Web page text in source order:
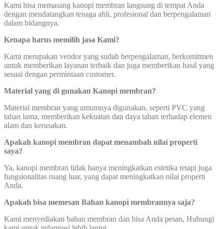
Kami bisa memasang kanopi membran langsung di tempat Anda
dengan mendatangkan tenaga ahli, profesional dan berpengalaman
dalam bidangnya.
Kenapa harus memilih jasa Kami?
Kami merupakan vendor yang sudah berpengalaman, berkomitmen
untuk memberikan layanan terbaik dan juga memberikan hasil yang
sesuai dengan permintaan customer.
Material yang di gunakan Kanopi membran?
Material membran yang umumnya digunakan, seperti PVC yang
tahan lama, memberikan kekuatan dan daya tahan terhadap elemen
alam dan kerusakan.
Apakah kanopi membran dapat menambah nilai properti
saya?
Ya, kanopi membran tidak hanya meningkatkan estetika tetapi juga
fungsionalitas ruang luar, yang dapat meningkatkan nilai properti
Anda.
Apakah bisa memesan Bahan kanopi membrannya saja?
Kami menyediakan bahan membran dan bisa Anda pesan, Hubungi